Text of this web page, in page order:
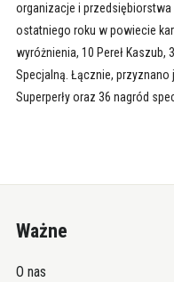
organizacje i
ostatniego roku w powiecie
wyróżnienia, 10 Pereł Kaszub,
Specjalną. Łącznie, przyznano
Superperły oraz 36 nagród
Ważne
O nas